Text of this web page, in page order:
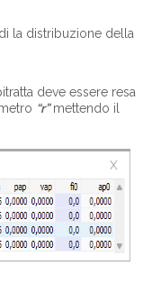
la distribuzione della
deve essere resa
“r”mettendo il